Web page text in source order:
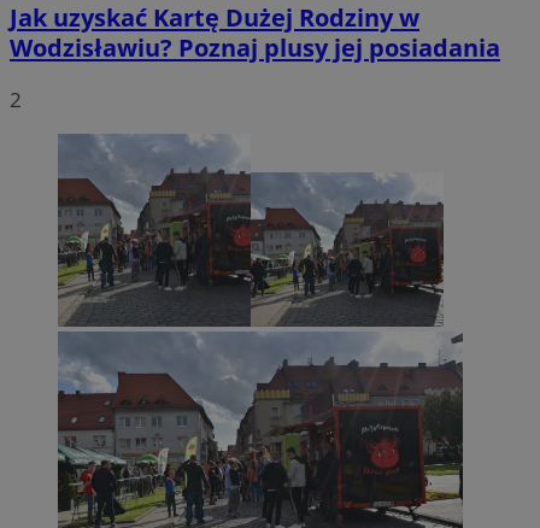
Jak uzyskać Kartę Dużej Rodziny w
Wodzisławiu? Poznaj plusy jej posiadania
2